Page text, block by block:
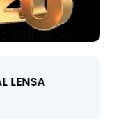
6 OLEH